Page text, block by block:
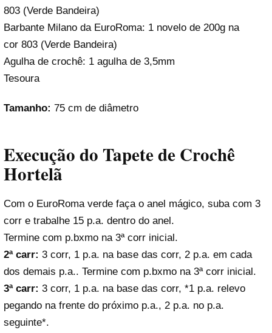
803 (Verde Bandeira)
Barbante Milano da EuroRoma: 1 novelo de 200g na
cor 803 (Verde Bandeira)
Agulha de crochê: 1 agulha de 3,5mm
Tesoura
Tamanho: 75 cm de diâmetro
Execução do Tapete de Crochê
Hortelã
Com o EuroRoma verde faça o anel mágico, suba com 3
corr e trabalhe 15 p.a. dentro do anel.
Termine com p.bxmo na 3ª corr inicial.
2ª carr: 3 corr, 1 p.a. na base das corr, 2 p.a. em cada
dos demais p.a.. Termine com p.bxmo na 3ª corr inicial.
3ª carr: 3 corr, 1 p.a. na base das corr, *1 p.a. relevo
pegando na frente do próximo p.a., 2 p.a. no p.a.
seguinte*.